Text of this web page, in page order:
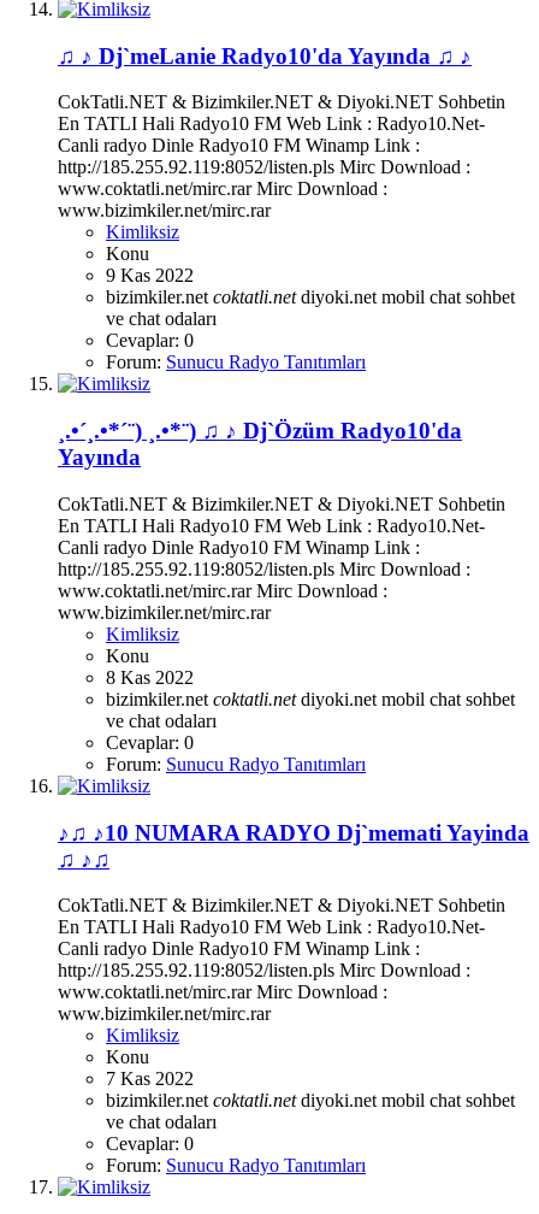
♫ ♪ Dj`meLanie Radyo10'da Yayında ♫ ♪
CokTatli.NET & Bizimkiler.NET & Diyoki.NET Sohbetin
En TATLI Hali Radyo10 FM Web Link : Radyo10.Net-
Canli radyo Dinle Radyo10 FM Winamp Link :
http://185.255.92.119:8052/listen.pls Mirc Download :
www.coktatli.net/mirc.rar Mirc Download :
www.bizimkiler.net/mirc.rar
Kimliksiz
Konu
9 Kas 2022
bizimkiler.netcoktatli.net diyoki.netmobil chatsohbet
ve chat odaları
Cevaplar: 0
Forum: Sunucu Radyo Tanıtımları
¸.•´¸.•*´¨) ¸.•*¨) ♫ ♪ Dj`Özüm Radyo10'da
Yayında
CokTatli.NET & Bizimkiler.NET & Diyoki.NET Sohbetin
En TATLI Hali Radyo10 FM Web Link : Radyo10.Net-
Canli radyo Dinle Radyo10 FM Winamp Link :
http://185.255.92.119:8052/listen.pls Mirc Download :
www.coktatli.net/mirc.rar Mirc Download :
www.bizimkiler.net/mirc.rar
Kimliksiz
Konu
8 Kas 2022
bizimkiler.net coktatli.net diyoki.net mobil chat sohbet
ve chat odaları
Cevaplar: 0
Forum: Sunucu Radyo Tanıtımları
♪♫ ♪10 NUMARA RADYO Dj`memati Yayinda
♫ ♪♫
CokTatli.NET & Bizimkiler.NET & Diyoki.NET Sohbetin
En TATLI Hali Radyo10 FM Web Link : Radyo10.Net-
Canli radyo Dinle Radyo10 FM Winamp Link :
http://185.255.92.119:8052/listen.pls Mirc Download :
www.coktatli.net/mirc.rar Mirc Download :
www.bizimkiler.net/mirc.rar
Kimliksiz
Konu
7 Kas 2022
bizimkiler.net coktatli.net diyoki.net mobil chat sohbet
ve chat odaları
Cevaplar: 0
Forum: Sunucu Radyo Tanıtımları